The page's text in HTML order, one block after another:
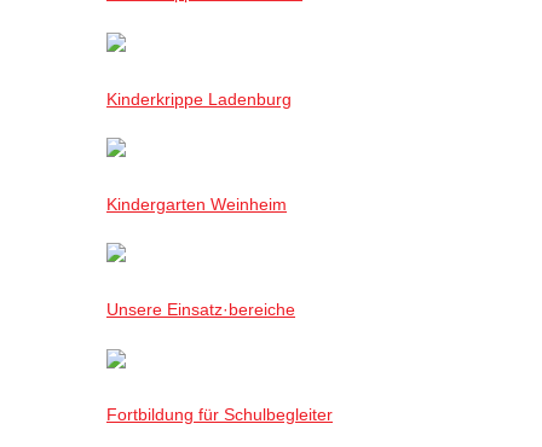
Kinderkrippe Ladenburg
Kindergarten Weinheim
Unsere Einsatz·bereiche
Fortbildung für Schulbegleiter